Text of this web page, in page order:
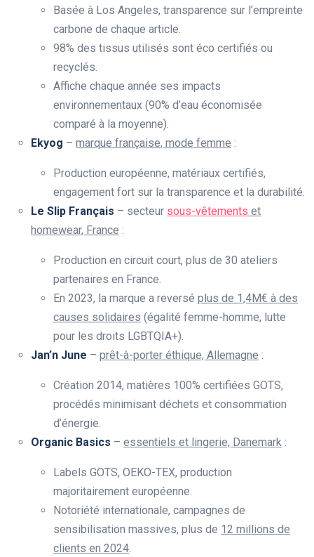
Basée à Los Angeles, transparence sur l’empreinte
carbone de chaque article.
98% des tissus utilisés sont éco certifiés ou
recyclés.
Affiche chaque année ses impacts
environnementaux (90% d’eau économisée
comparé à la moyenne).
Ekyog – marque française, mode femme :
Production européenne, matériaux certifiés,
engagement fort sur la transparence et la durabilité.
Le Slip Français – secteur sous-vêtements et
homewear, France :
Production en circuit court, plus de 30 ateliers
partenaires en France.
En 2023, la marque a reversé plus de 1,4M€ à des
causes solidaires (égalité femme-homme, lutte
pour les droits LGBTQIA+).
Jan’n June – prêt-à-porter éthique, Allemagne :
Création 2014, matières 100% certifiées GOTS,
procédés minimisant déchets et consommation
d’énergie.
Organic Basics – essentiels et lingerie, Danemark :
Labels GOTS, OEKO-TEX, production
majoritairement européenne.
Notoriété internationale, campagnes de
sensibilisation massives, plus de 12 millions de
clients en 2024